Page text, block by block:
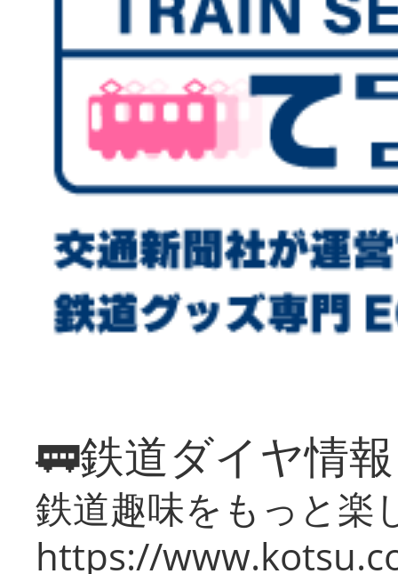
🚃鉄道ダイヤ情
鉄道趣味をもっと楽
https://